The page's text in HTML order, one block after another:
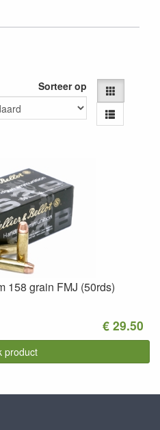
Sorteer op
158 grain FMJ (50rds)
€ 29.50
product